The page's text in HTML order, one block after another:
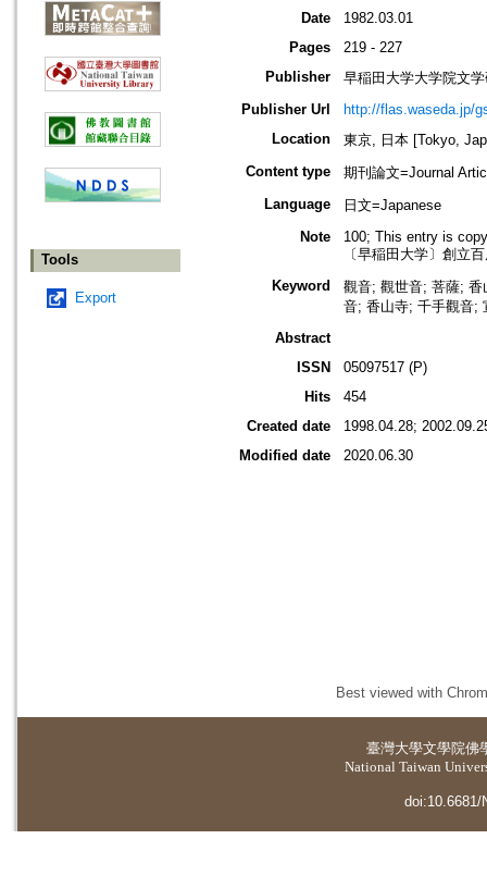
Tools
Export
Date
1982.03.01
Pages
219 - 227
Publisher
早稲田大学大学院文
Publisher Url
http://flas.waseda.jp/
Location
東京, 日本 [Tokyo,
Content type
期刊論文=Journal
Language
日文=Japanese
Note
100; This entry is
〔早稲田大学〕創立
Keyword
觀音; 觀世音; 菩薩;
音; 香山寺; 千手觀音;
Abstract
ISSN
05097517 (P)
Hits
454
Created date
1998.04.28;
Modified date
2020.06.30
Best viewed with
臺灣大學文學院佛
National Taiwan
doi:10.6681/